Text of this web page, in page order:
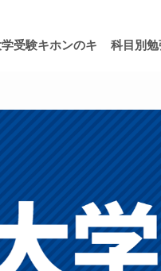
学受験キホンのキ 科目別